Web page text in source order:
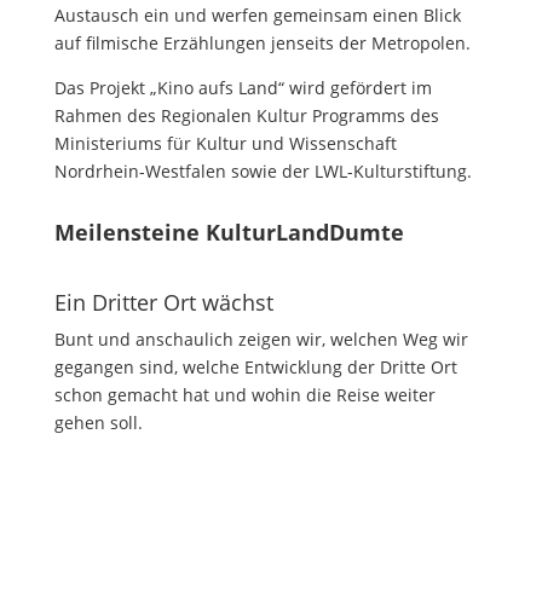
Austausch ein und werfen gemeinsam einen Blick
auf filmische Erzählungen jenseits der Metropolen.
Das Projekt „Kino aufs Land“ wird gefördert im
Rahmen des Regionalen Kultur Programms des
Ministeriums für Kultur und Wissenschaft
Nordrhein-Westfalen sowie der LWL-Kulturstiftung.
Meilensteine KulturLandDumte
Ein Dritter Ort wächst
Bunt und anschaulich zeigen wir, welchen Weg wir
gegangen sind, welche Entwicklung der Dritte Ort
schon gemacht hat und wohin die Reise weiter
gehen soll.